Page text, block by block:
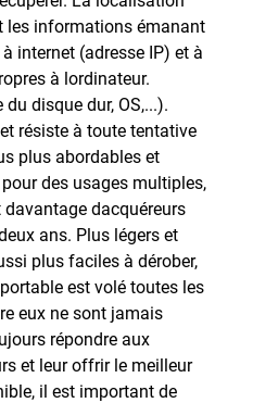
les informations émanant
internet (adresse IP) et à
à lordinateur.
du disque dur, OS,...).
résiste à toute tentative
plus abordables et
des usages multiples,
dacquéreurs
ans. Plus légers et
plus faciles à dérober,
est volé toutes les
eux ne sont jamais
répondre aux
et leur offrir le meilleur
il est important de